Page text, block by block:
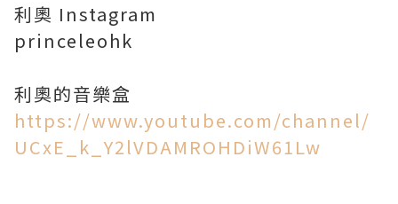
利奧 Instagram
princeleohk
https://www.youtube.com/channel/
UCxE_k_Y2lVDAMROHDiW61Lw